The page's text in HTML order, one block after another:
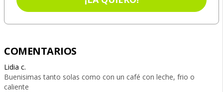
COMENTARIOS
Lidia c.
Buenisimas tanto solas como con un café con leche, frio o
caliente